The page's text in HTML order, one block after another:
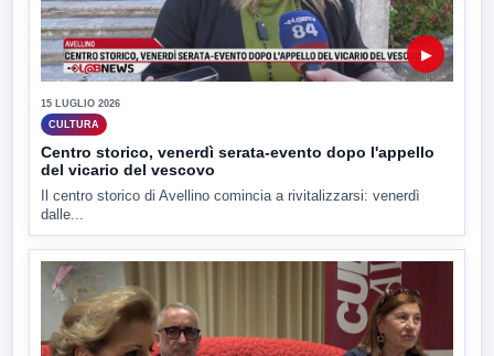
▶
15 LUGLIO 2026
CULTURA
Centro storico, venerdì serata-evento dopo l'appello
del vicario del vescovo
Il centro storico di Avellino comincia a rivitalizzarsi: venerdì
dalle...